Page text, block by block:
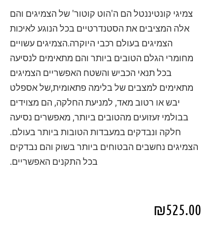
צמיגי קונטיננטל הם ה'הוט קוטור' של הצמיגים והם
אלה המציבים את הסטנדרטיים בכל הנוגע לאיכות
הצמיגים בעולם רכבי היוקרה.הצמיגים עשויים
מחומרי הגלם הטובים ביותר והם מתאימים לנסיעה
בכל תנאי הכביש והשטח האפשריים הצמיגים
מתאימים למצבים של בלימה פתאומית,של אספלט
יבש או רטוב מאד, למניעת החלקה, הם מצוידים
בבולמי זעזועים מהטובים ביותר, מאפשרים נסיעה
חלקה ונבדקים במעבדות הטובות ביותר בעולם.
הצמיגים נחשבים הבטוחים ביותר בשוק והם נבדקים
בכל התקנים האפשריים.
₪525.00